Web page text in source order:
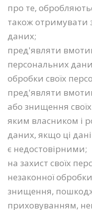
про те,
також отримувати
даних;
пред'являти
персональних
обробки своїх
пред'являти
або знищення
яким власником і
даних, якщо ці
є недостовірними;
на захист своїх
незаконної
знищення,
приховуванням,